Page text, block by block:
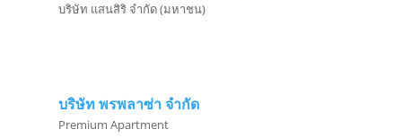
บริษัท แสนสิริ จำกัด (มหาชน)
บริษัท พรพลาซ่า จำกัด
Premium Apartment